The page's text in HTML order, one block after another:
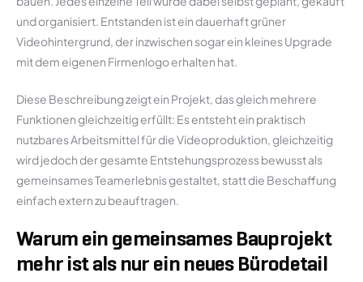
und organisiert. Entstanden ist ein dauerhaft grüner
Videohintergrund, der inzwischen sogar ein kleines Upgrade
mit dem eigenen Firmenlogo erhalten hat.
Diese Beschreibung zeigt ein Projekt, das gleich mehrere
Funktionen gleichzeitig erfüllt: Es entsteht ein praktisch
nutzbares Arbeitsmittel für die Videoproduktion, gleichzeitig
wird jedoch der gesamte Entstehungsprozess bewusst als
gemeinsames Teamerlebnis gestaltet, statt die Beschaffung
einfach extern zu beauftragen.
Warum ein gemeinsames Bauprojekt
mehr ist als nur ein neues Bürodetail